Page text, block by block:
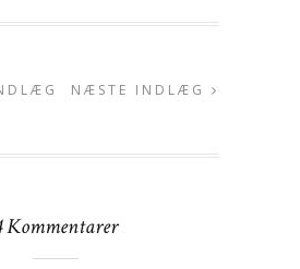
NÆSTE INDLÆG
Kommentarer